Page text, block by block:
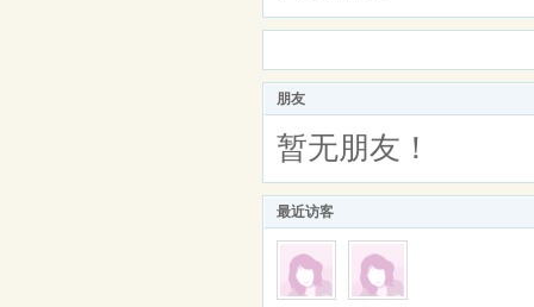
朋友
暂无朋友！
最近访客